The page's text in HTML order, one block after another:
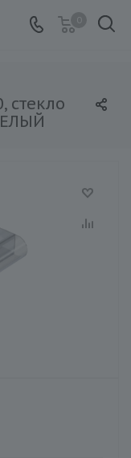
0
стекло